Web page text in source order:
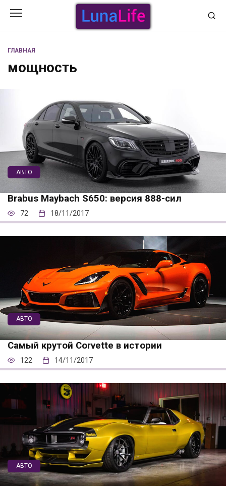
ГЛАВНАЯ
мощность
АВТО
Brabus Maybach S650: версия 888-сил
72 18/11/2017
АВТО
Самый крутой Corvette в истории
122 14/11/2017
АВТО